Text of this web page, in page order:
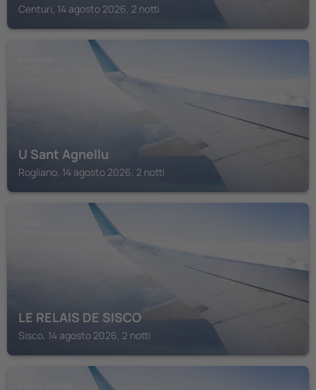
Centuri, 14 agosto 2026, 2 notti
U Sant Agnellu
Rogliano, 14 agosto 2026, 2 notti
LE RELAIS DE SISCO
Sisco, 14 agosto 2026, 2 notti